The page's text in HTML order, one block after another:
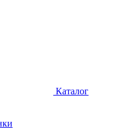
Каталог